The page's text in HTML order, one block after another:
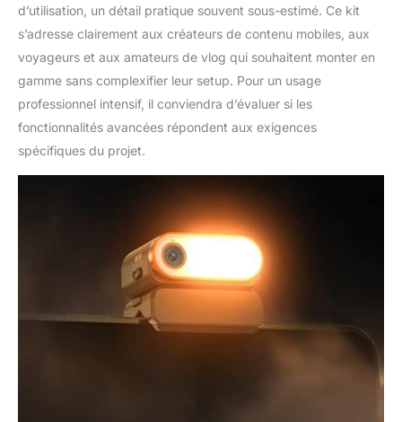
d’utilisation, un détail pratique souvent sous-estimé. Ce kit
s’adresse clairement aux créateurs de contenu mobiles, aux
voyageurs et aux amateurs de vlog qui souhaitent monter en
gamme sans complexifier leur setup. Pour un usage
professionnel intensif, il conviendra d’évaluer si les
fonctionnalités avancées répondent aux exigences
spécifiques du projet.